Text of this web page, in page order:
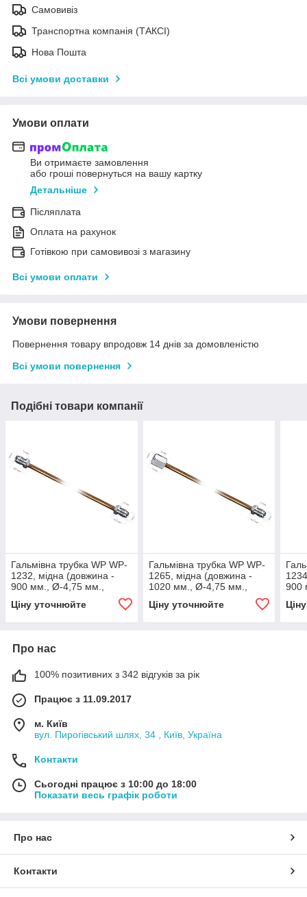
Самовивіз
Транспортна компанія (ТАКСІ)
Нова Пошта
Всі умови доставки
Умови оплати
Ви отримаєте замовлення
або гроші повернуться на вашу картку
Детальніше
Післяплата
Оплата на рахунок
Готівкою при самовивозі з магазину
Всі умови оплати
Умови повернення
Повернення товару впродовж 14 днів за домовленістю
Всі умови повернення
Подібні товари компанії
Гальмівна трубка WP WP-
1232, мідна (довжина -
900 мм., Ø-4,75 мм.,
Ціну уточнюйте
Гальмівна трубка WP WP-
1265, мідна (довжина -
1020 мм., Ø-4,75 мм.,
Ціну уточнюйте
900
Про нас
100% позитивних з 342 відгуків за рік
Працює з 11.09.2017
м. Київ
вул. Пирогівський шлях, 34 , Київ, Україна
Контакти
Сьогодні працює з 10:00 до 18:00
Показати весь графік роботи
Про нас
Контакти